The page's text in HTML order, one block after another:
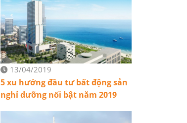
13/04/2019
5 xu hướng đầu tư bất động sản
nghỉ dưỡng nổi bật năm 2019